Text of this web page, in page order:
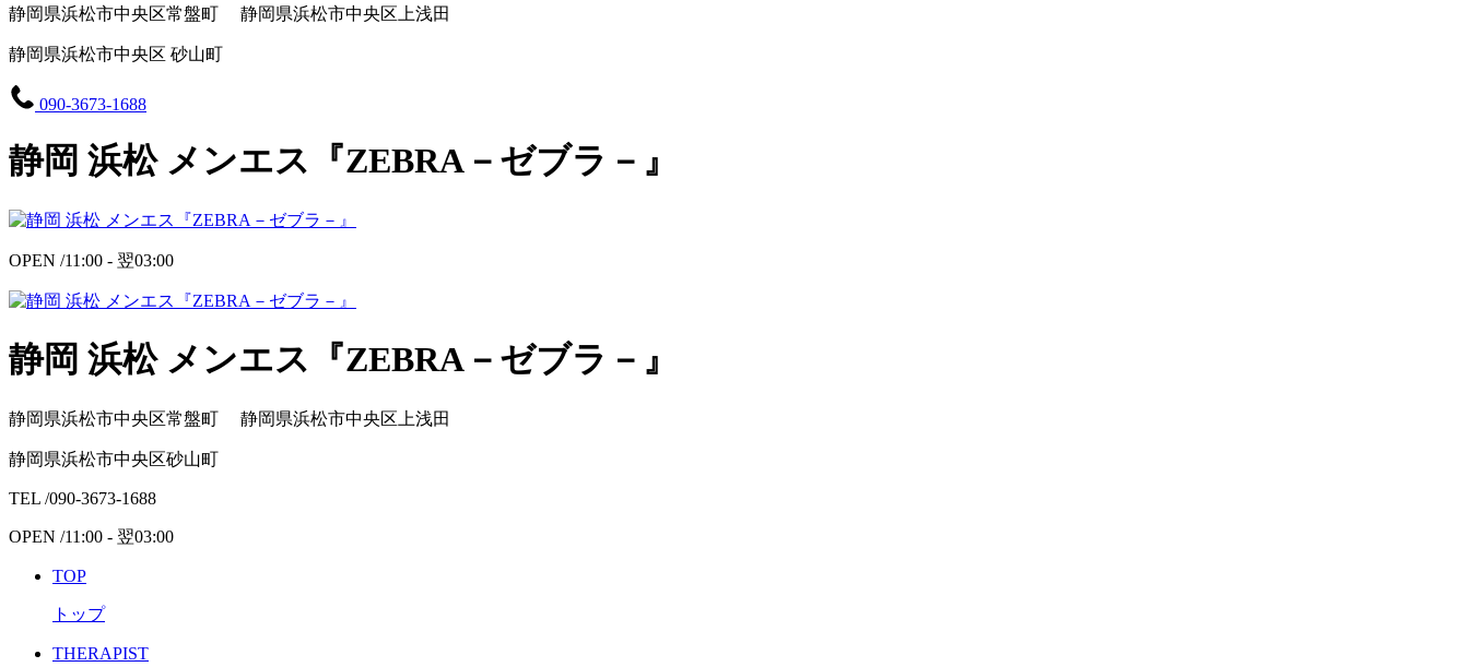
静岡県浜松市中央区常盤町 静岡県浜松市中央区上浅田
静岡県浜松市中央区 砂山町
090-3673-1688
静岡 浜松 メンエス『ZEBRA－ゼブラ－』
OPEN /11:00 - 翌03:00
静岡 浜松 メンエス『ZEBRA－ゼブラ－』
静岡県浜松市中央区常盤町 静岡県浜松市中央区上浅田
静岡県浜松市中央区砂山町
TEL /090-3673-1688
OPEN /11:00 - 翌03:00
TOP
トップ
THERAPIST